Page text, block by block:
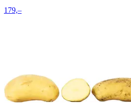
179,–